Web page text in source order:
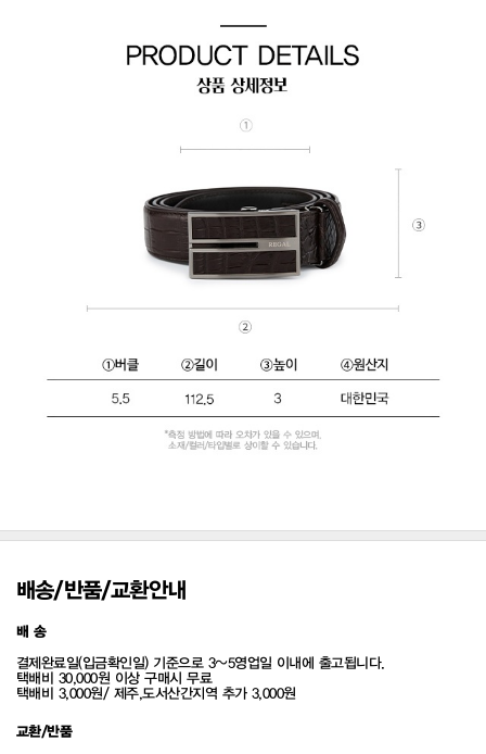
배송/반품/교환안내
배 송
결제완료일(입금확인일) 기준으로 3~5영업일 이내에 출고됩니다.
택배비 30,000원 이상 구매시 무료
택배비 3,000원/ 제주,도서산간지역 추가 3,000원
교환/반품